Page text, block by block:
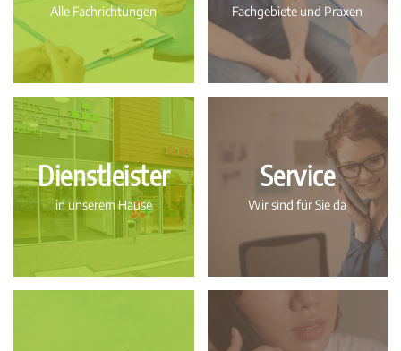
Alle Fachrichtungen Fachgebiete und Praxen
Dienstleister
in unserem Hause
Service
Wir sind für Sie da